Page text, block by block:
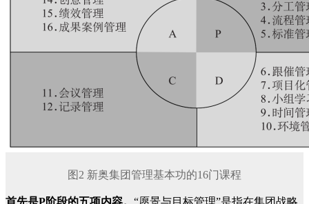
图2 新奥集团管理基本功的16门课程
首先是Р阶段的五项内容。 “愿景与目标管理”是指在集团战略